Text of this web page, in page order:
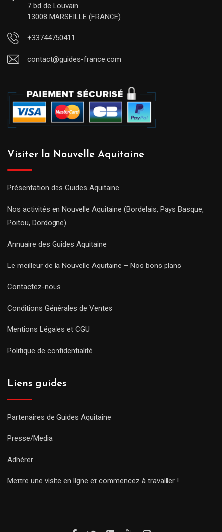
7 bd de Louvain
13008 MARSEILLE (FRANCE)
+33744750411
contact@guides-france.com
Visiter la Nouvelle Aquitaine
Présentation des Guides Aquitaine
Nos activités en Nouvelle Aquitaine (Bordelais, Pays Basque,
Poitou, Dordogne)
Annuaire des Guides Aquitaine
Le meilleur de la Nouvelle Aquitaine – Nos bons plans
Contactez-nous
Conditions Générales de Ventes
Mentions Légales et CGU
Politique de confidentialité
Liens guides
Partenaires de Guides Aquitaine
Presse/Media
Adhérer
Mettre une visite en ligne et commencez à travailler !